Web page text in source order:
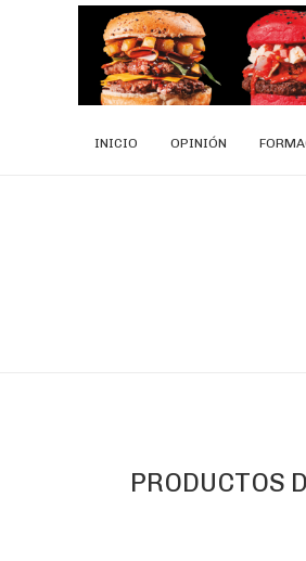
INICIO OPINIÓN
PRODUCTOS